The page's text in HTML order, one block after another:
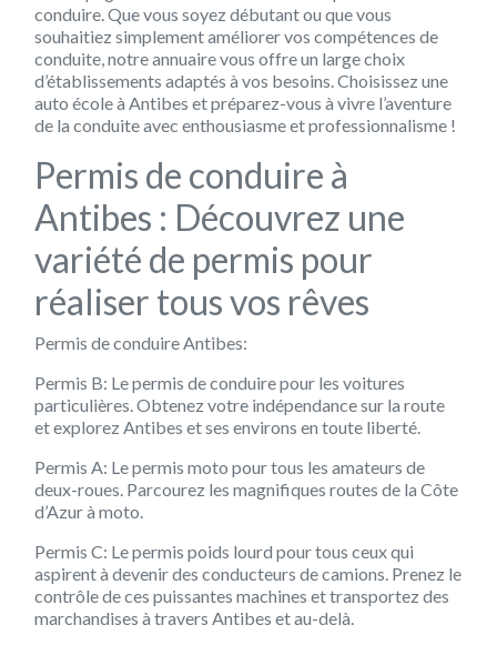
conduire. Que vous soyez débutant ou que vous
souhaitiez simplement améliorer vos compétences de
conduite, notre annuaire vous offre un large choix
d’établissements adaptés à vos besoins. Choisissez une
auto école à Antibes et préparez-vous à vivre l’aventure
de la conduite avec enthousiasme et professionnalisme !
Permis de conduire à
Antibes : Découvrez une
variété de permis pour
réaliser tous vos rêves
Permis de conduire Antibes:
Permis B: Le permis de conduire pour les voitures
particulières. Obtenez votre indépendance sur la route
et explorez Antibes et ses environs en toute liberté.
Permis A: Le permis moto pour tous les amateurs de
deux-roues. Parcourez les magnifiques routes de la Côte
d’Azur à moto.
Permis C: Le permis poids lourd pour tous ceux qui
aspirent à devenir des conducteurs de camions. Prenez le
contrôle de ces puissantes machines et transportez des
marchandises à travers Antibes et au-delà.